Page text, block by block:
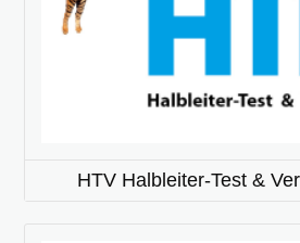
HTV Halbleiter-Test &